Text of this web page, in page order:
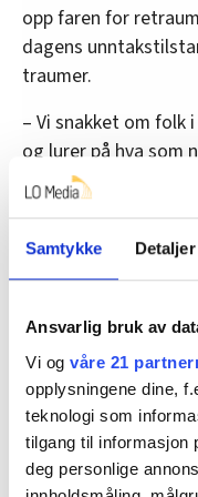
Samtykke Detaljer
Ansvarlig bruk av
Vi og våre 21
opplysningene dine,
teknologi som
tilgang til informasjon
deg personlige
opp faren for
dagens
traumer.
– Vi snakket om folk
og lurer på hva som
samfunnet som vi
ligger der fra før, sier
Derfor mener han
som Kirkens SOS
(LO Media/NTB)
Denne artikkelen er